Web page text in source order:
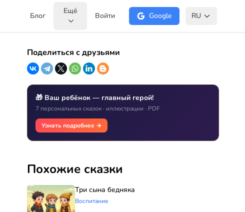
Блог
Ещё
Войти Google RU
Поделиться с друзьями
🎁 Ваш ребёнок — главный герой!
7 персональных сказок · иллюстрации · PDF
Узнать подробнее →
Похожие сказки
Три сына бедняка
Воспитание